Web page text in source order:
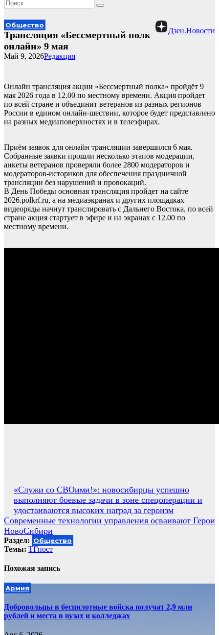
Дзен.Новости
Общество
Трансляция «Бессмертный полк
онлайн» 9 мая
Редакция
Май 9, 2026
Онлайн трансляция акции «Бессмертный полка» пройдёт 9
мая 2026 года в 12.00 по местному времени. Акция пройдет
по всей стране и объединит ветеранов из разных регионов
России в едином онлайн-шествии, которое будет представлено
на разных медиаповерхностях и в телеэфирах.
Приём заявок для онлайн трансляции завершился 6 мая.
Собранные заявки прошли несколько этапов модерации,
анкеты ветеранов проверяли более 2800 модераторов и
модераторов-историков для обеспечения праздничной
трансляции без нарушений и провокаций.
В День Победы основная трансляция пройдет на сайте
2026.polkrf.ru, а на медиаэкранах и других площадках
видеоряды начнут транслировать с Дальнего Востока, по всей
стране акция стартует в эфире и на экранах с 12.00 по
местному времени.
Навигация
по
записям
«Служи со СВОими!»: новосибирцы успешно
выполняют боевые задачи в зоне спецоперации и
удостаиваются высоких наград за героизм
Современные технологии управления осваивают Герои
НовоСибири
Раздел: Общество
Темы: ТГпост
Похожая запись
Армия
Добровольцы в беспилотные войска получат 2,9 млн
рублей и места в вузах и колледжах